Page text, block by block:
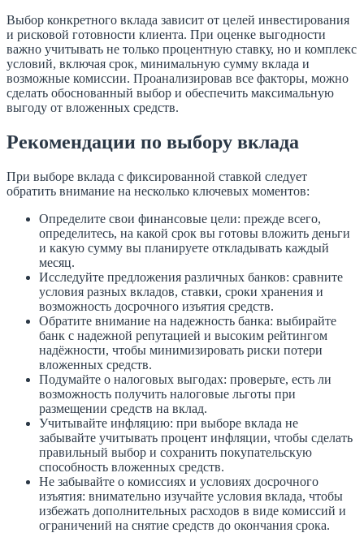
Выбор конкретного вклада зависит от целей инвестирования
и рисковой готовности клиента. При оценке выгодности
важно учитывать не только процентную ставку, но и комплекс
условий, включая срок, минимальную сумму вклада и
возможные комиссии. Проанализировав все факторы, можно
сделать обоснованный выбор и обеспечить максимальную
выгоду от вложенных средств.
Рекомендации по выбору вклада
При выборе вклада с фиксированной ставкой следует
обратить внимание на несколько ключевых моментов:
Определите свои финансовые цели: прежде всего,
определитесь, на какой срок вы готовы вложить деньги
и какую сумму вы планируете откладывать каждый
месяц.
Исследуйте предложения различных банков: сравните
условия разных вкладов, ставки, сроки хранения и
возможность досрочного изъятия средств.
Обратите внимание на надежность банка: выбирайте
банк с надежной репутацией и высоким рейтингом
надёжности, чтобы минимизировать риски потери
вложенных средств.
Подумайте о налоговых выгодах: проверьте, есть ли
возможность получить налоговые льготы при
размещении средств на вклад.
Учитывайте инфляцию: при выборе вклада не
забывайте учитывать процент инфляции, чтобы сделать
правильный выбор и сохранить покупательскую
способность вложенных средств.
Не забывайте о комиссиях и условиях досрочного
изъятия: внимательно изучайте условия вклада, чтобы
избежать дополнительных расходов в виде комиссий и
ограничений на снятие средств до окончания срока.